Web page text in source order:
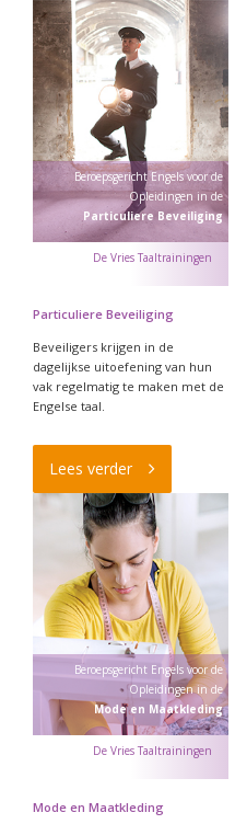
Beroepsgericht Engels voor de
Opleidingen in de
Particuliere Beveiliging
Particuliere Beveiliging
Beveiligers krijgen in de
dagelijkse uitoefening van hun
vak regelmatig te maken met de
Engelse taal.
Lees verder
Beroepsgericht Engels voor de
Opleidingen in de
Mode en Maatkleding
Mode en Maatkleding